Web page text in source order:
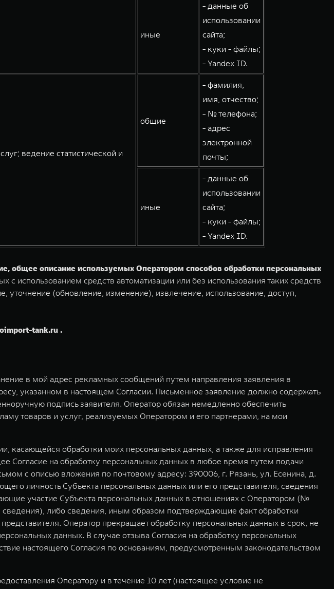
иные
- данные об
использовании
сайта;
- куки - файлы;
- Yandex ID.
ведение статистической и
общие
- фамилия,
имя, отчество;
- № телефона;
- адрес
электронной
почты;
иные
- данные об
использовании
сайта;
- куки - файлы;
- Yandex ID.
общее описание используемых Оператором способов обработки персональных
использованием средств автоматизации или без использования таких средств
(обновление, изменение), извлечение, использование, доступ,
tank.ru .
в мой адрес рекламных сообщений путем направления заявления в
указанном в настоящем Согласии. Письменное заявление должно содержать
подпись заявителя. Оператор обязан немедленно обеспечить
товаров и услуг, реализуемых Оператором и его партнерами, на мои
касающейся обработки моих персональных данных, а также для исправления
Согласие на обработку персональных данных в любое время путем подачи
с описью вложения по почтовому адресу: 390006, г. Рязань, ул. Есенина, д.
личность Субъекта персональных данных или его представителя, сведения
участие Субъекта персональных данных в отношениях с Оператором (№
либо сведения, иным образом подтверждающие факт обработки
Оператор прекращает обработку персональных данных в срок, не
данных. В случае отзыва Согласия на обработку персональных
настоящего Согласия по основаниям, предусмотренным законодательством
Оператору и в течение 10 лет (настоящее условие не